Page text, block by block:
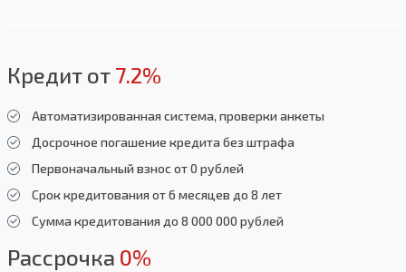
Кредит от 7.2%
Автоматизированная система, проверки анкеты
Досрочное погашение кредита без штрафа
Первоначальный взнос от 0 рублей
Срок кредитования от 6 месяцев до 8 лет
Сумма кредитования до 8 000 000 рублей
Рассрочка 0%